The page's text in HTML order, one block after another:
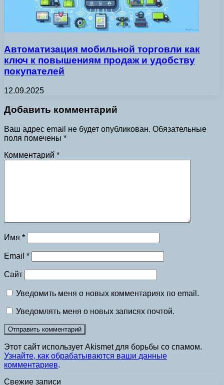
Автоматизация мобильной торговли как
ключ к повышениям продаж и удобству
покупателей
12.09.2025
Добавить комментарий
Ваш адрес email не будет опубликован. Обязательные
поля помечены *
Комментарий *
Имя *
Email *
Сайт
Уведомить меня о новых комментариях по email.
Уведомлять меня о новых записях почтой.
Этот сайт использует Akismet для борьбы со спамом.
Узнайте, как обрабатываются ваши данные
комментариев.
Свежие записи